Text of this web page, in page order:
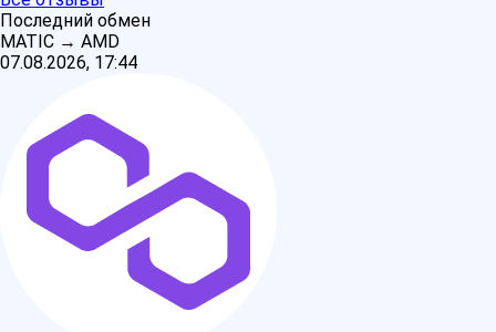
Последний обмен
MATIC → AMD
07.08.2026, 17:44